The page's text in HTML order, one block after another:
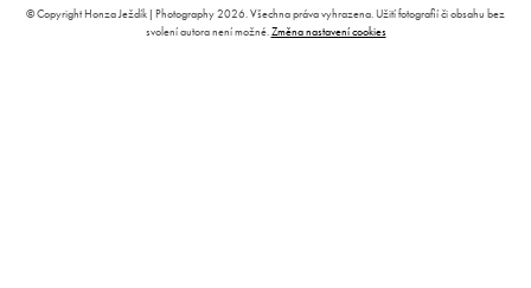
© Copyright Honza Ježdík | Photography 2026. Všechna práva vyhrazena. Užití fotografií či obsahu bez
svolení autora není možné.Změna nastavení cookies